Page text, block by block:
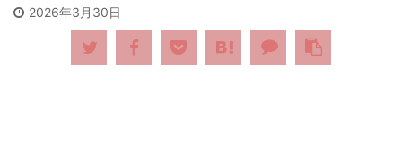
2026年3月30日